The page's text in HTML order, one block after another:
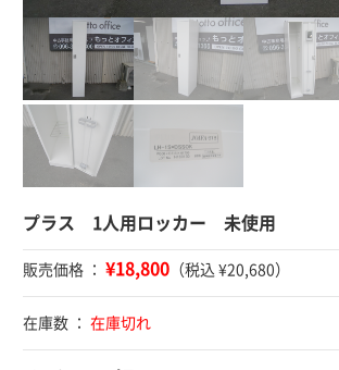
プラス 1人用ロッカー 未使用
販売価格 ： ¥18,800 （税込 ¥20,680）
在庫数 ： 在庫切れ